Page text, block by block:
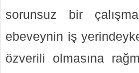
sorunsuz bir
ebeveynin iş
özverili olmasına